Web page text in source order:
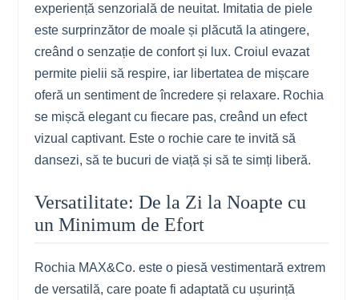
experiență senzorială de neuitat. Imitatia de piele
este surprinzător de moale și plăcută la atingere,
creând o senzație de confort și lux. Croiul evazat
permite pielii să respire, iar libertatea de mișcare
oferă un sentiment de încredere și relaxare. Rochia
se mișcă elegant cu fiecare pas, creând un efect
vizual captivant. Este o rochie care te invită să
dansezi, să te bucuri de viață și să te simți liberă.
Versatilitate: De la Zi la Noapte cu
un Minimum de Efort
Rochia MAX&Co. este o piesă vestimentară extrem
de versatilă, care poate fi adaptată cu ușurință